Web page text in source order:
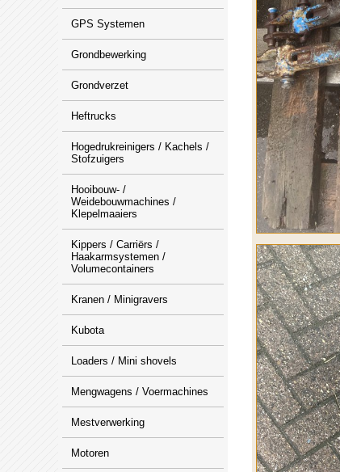
GPS Systemen
Grondbewerking
Grondverzet
Heftrucks
Hogedrukreinigers / Kachels /
Stofzuigers
Hooibouw- /
Weidebouwmachines /
Klepelmaaiers
Kippers / Carriërs /
Haakarmsystemen /
Volumecontainers
Kranen / Minigravers
Kubota
Loaders / Mini shovels
Mengwagens / Voermachines
Mestverwerking
Motoren